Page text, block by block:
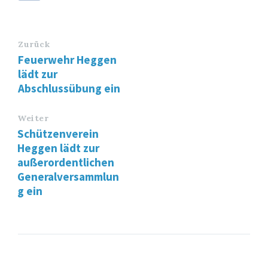
Zurück
Feuerwehr Heggen
lädt zur
Abschlussübung ein
Weiter
Schützenverein
Heggen lädt zur
außerordentlichen
Generalversammlun
g ein